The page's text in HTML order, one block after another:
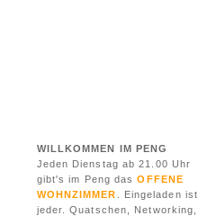
WILLKOMMEN IM PENG
Jeden Dienstag ab 21.00 Uhr
gibt's im Peng dasOFFENE
WOHNZIMMER
. Eingeladen ist
jeder. Quatschen, Networking,